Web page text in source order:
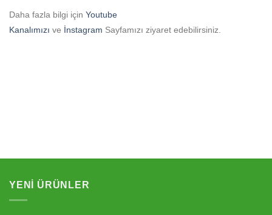
Daha fazla bilgi için Youtube
Kanalımızı ve İnstagram Sayfamızı ziyaret edebilirsiniz.
YENI ÜRÜNLER